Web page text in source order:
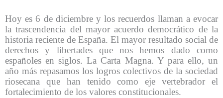
Hoy es 6 de diciembre y los recuerdos llaman a evocar
la trascendencia del mayor acuerdo democrático de la
historia reciente de España. El mayor resultado social de
derechos y libertades que nos hemos dado como
españoles en siglos. La Carta Magna. Y para ello, un
año más repasamos los logros colectivos de la sociedad
riosecana que han tenido como eje vertebrador el
fortalecimiento de los valores constitucionales.